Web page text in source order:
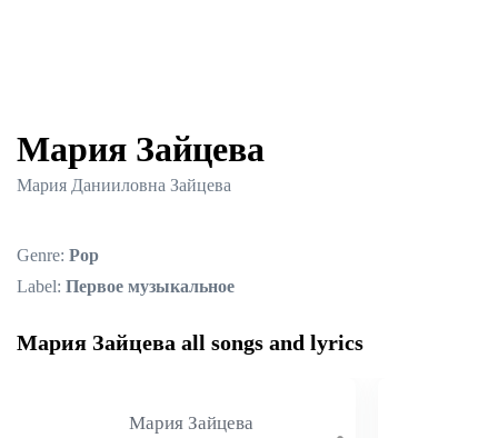
Мария Зайцева
Мария Данииловна Зайцева
Genre: Pop
Label: Первое музыкальное
Мария Зайцева all songs and lyrics
Мария Зайцева